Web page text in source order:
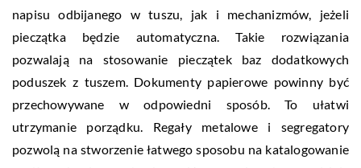
napisu odbijanego w tuszu, jak i mechanizmów, jeżeli
pieczątka będzie automatyczna. Takie rozwiązania
pozwalają na stosowanie pieczątek baz dodatkowych
poduszek z tuszem. Dokumenty papierowe powinny być
przechowywane w odpowiedni sposób. To ułatwi
utrzymanie porządku. Regały metalowe i segregatory
pozwolą na stworzenie łatwego sposobu na katalogowanie